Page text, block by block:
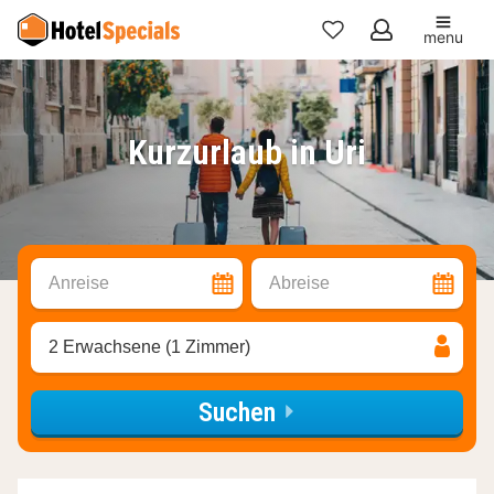
Meine
Favoriten
menu
Kurzurlaub in Uri
Anreise Abreise
2 Erwachsene (1 Zimmer)
Suchen